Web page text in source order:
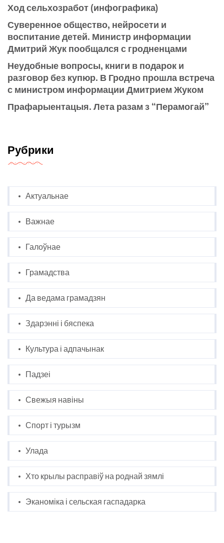
Ход сельхозработ (инфографика)
Суверенное общество, нейросети и
воспитание детей. Министр информации
Дмитрий Жук пообщался с гродненцами
Неудобные вопросы, книги в подарок и
разговор без купюр. В Гродно прошла встреча
с министром информации Дмитрием Жуком
Прафарыентацыя. Лета разам з “Перамогай”
Рубрики
Актуальнае
Важнае
Галоўнае
Грамадства
Да ведама грамадзян
Здарэнні і бяспека
Культура і адпачынак
Падзеі
Свежыя навіны
Спорт і турызм
Улада
Хто крылы расправіў на роднай зямлі
Эканоміка і сельская гаспадарка